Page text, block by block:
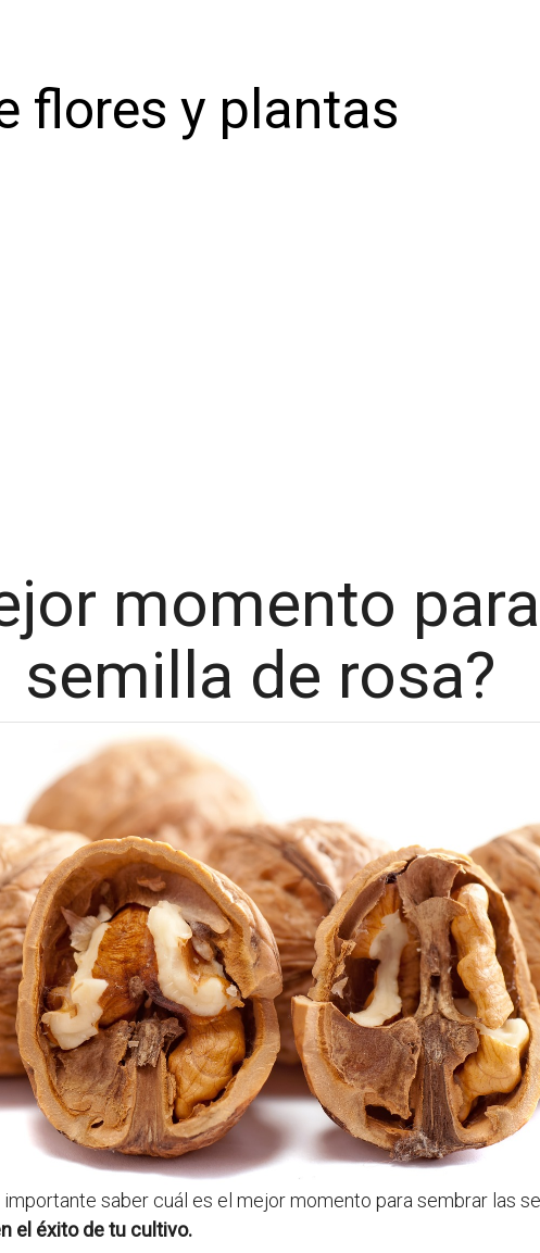
flores y plantas
momento
semilla de rosa?
saber cuál es el mejor momento para sembrar las
el éxito de tu cultivo.